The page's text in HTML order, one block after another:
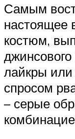
Самым
настоящее
костюм,
лайкры или
спросом
– серые